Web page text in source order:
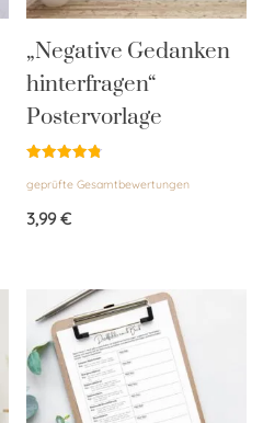
„Negative Gedanken
hinterfragen“
Postervorlage
mit
von 5
geprüfte Gesamtbewertungen
3,99€